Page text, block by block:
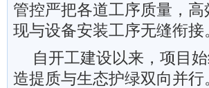
管控严把各道工序质量，
现与设备安装工序无缝衔接
自开工建设以来，项目
造提质与生态护绿双向并